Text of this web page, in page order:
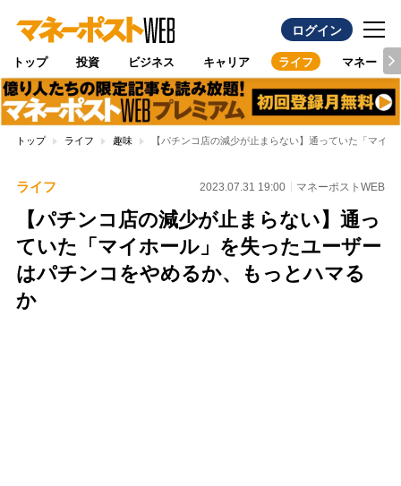
ログイン
トップ 投資 ビジネス キャリア ライフ マネー
トップ ライフ 趣味 【パチンコ店の減少が止まらない】通っていた「マイ
ライフ 2023.07.31 19:00 マネーポストWEB
【パチンコ店の減少が止まらない】通っ
ていた「マイホール」を失ったユーザー
はパチンコをやめるか、もっとハマる
か